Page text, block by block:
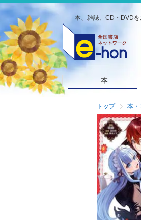
本、雑誌、CD・DVD
本
トップ 本・